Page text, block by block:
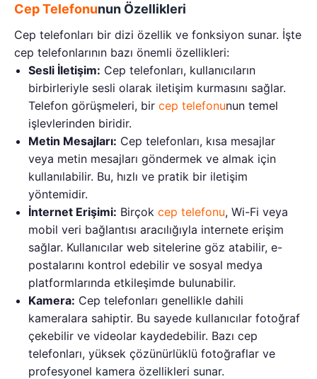
Cep Telefonunun Özellikleri
Cep telefonları bir dizi özellik ve fonksiyon sunar. İşte
cep telefonlarının bazı önemli özellikleri:
Sesli İletişim: Cep telefonları, kullanıcıların
birbirleriyle sesli olarak iletişim kurmasını sağlar.
Telefon görüşmeleri, bir cep telefonunun temel
işlevlerinden biridir.
Metin Mesajları: Cep telefonları, kısa mesajlar
veya metin mesajları göndermek ve almak için
kullanılabilir. Bu, hızlı ve pratik bir iletişim
yöntemidir.
İnternet Erişimi: Birçok cep telefonu, Wi-Fi veya
mobil veri bağlantısı aracılığıyla internete erişim
sağlar. Kullanıcılar web sitelerine göz atabilir, e-
postalarını kontrol edebilir ve sosyal medya
platformlarında etkileşimde bulunabilir.
Kamera: Cep telefonları genellikle dahili
kameralara sahiptir. Bu sayede kullanıcılar fotoğraf
çekebilir ve videolar kaydedebilir. Bazı cep
telefonları, yüksek çözünürlüklü fotoğraflar ve
profesyonel kamera özellikleri sunar.